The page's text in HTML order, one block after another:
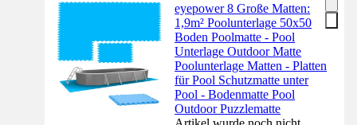
eyepower 8 Große Matten:
1,9m² Poolunterlage 50x50
Boden Poolmatte - Pool
Unterlage Outdoor Matte
Poolunterlage Matten - Platten
für Pool Schutzmatte unter
Pool - Bodenmatte Pool
Outdoor Puzzlematte